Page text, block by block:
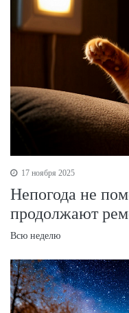
17 ноября 2025
Непогода не
продолжают
Всю неделю